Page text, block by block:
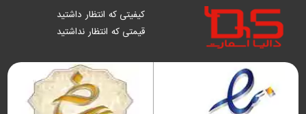
کیفیتی که انتظار داشتید
قیمتی که انتظار نداشتید